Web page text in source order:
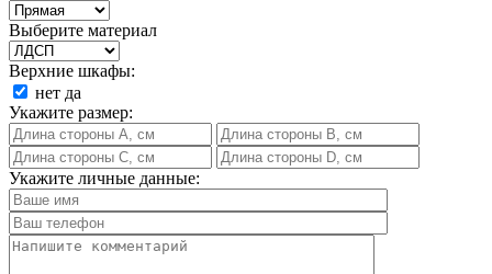
Выберите материал
Верхние шкафы:
нет да
Укажите размер:
Укажите личные данные: